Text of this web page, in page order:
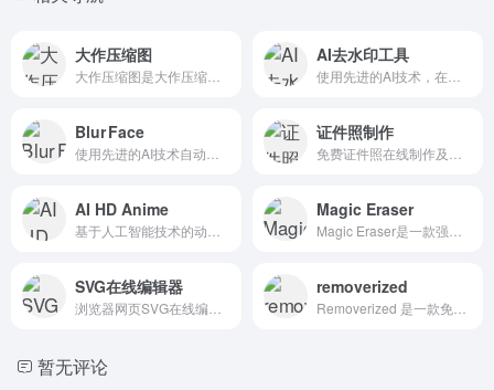
大作压缩图 AI去水印工具
Blur Face 证件照制作
AI HD Anime Magic Eraser
SVG在线编辑器 removerized
暂无评论